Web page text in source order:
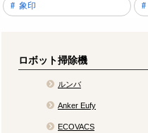
象印
ロボット掃除機
ルンバ
Anker Eufy
ECOVACS